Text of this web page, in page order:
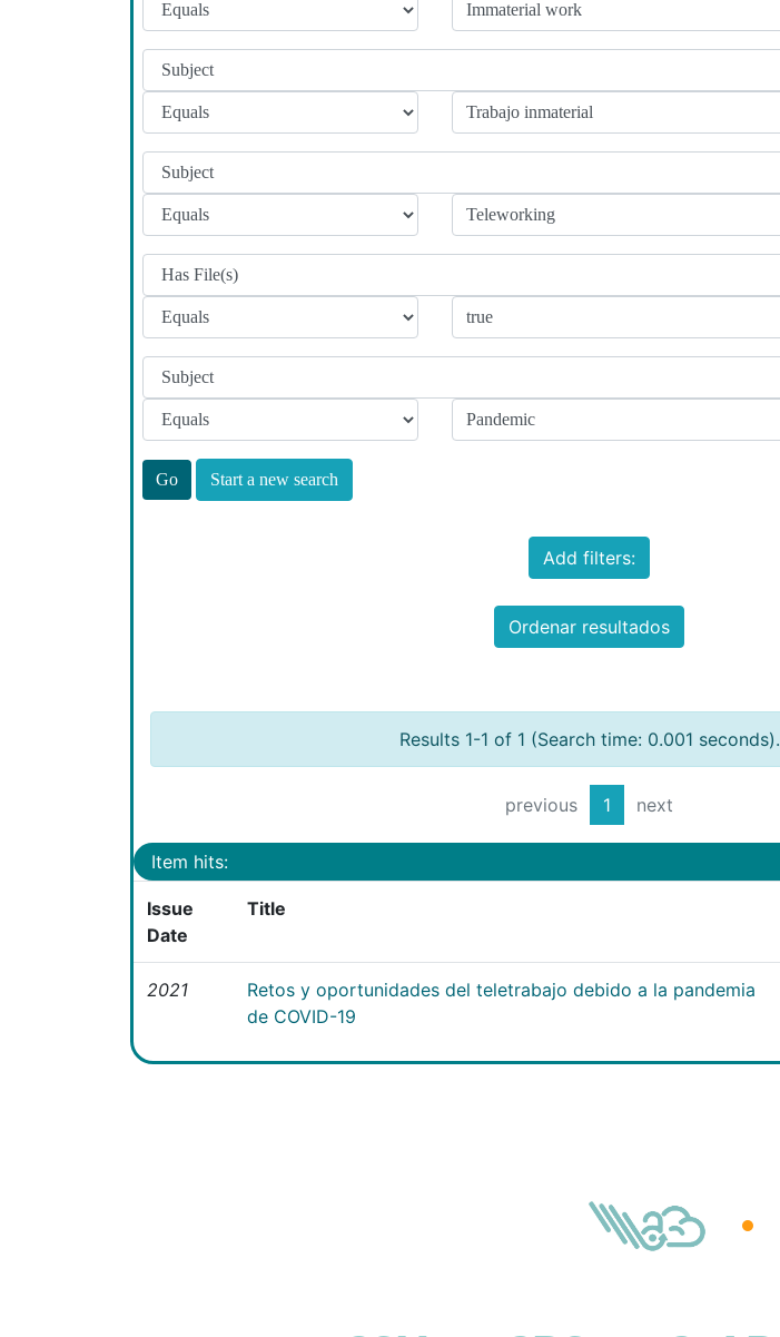
Start a new search
Add filters:
Ordenar resultados
Results 1-1 of 1 (Search time: 0.001 seconds).
previous 1 next
Item hits:
Issue
Date
Title
2021
Retos y oportunidades del teletrabajo debido a la pandemia
de COVID-19